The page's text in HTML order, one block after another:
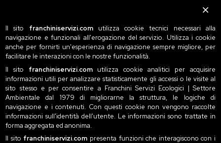
Il sito franchiniservizi.comutilizza cookie tecnici necessari alla
navigazione e funzionali all'erogazione del servizio. Utilizza i cookie
anche per fornirti un'esperienza di navigazione sempre migliore, per
facilitare le interazioni con le nostre funzionalità.
Il sito franchiniservizi.comutilizza cookie analitici per acquisire
informazioni utili per analizzare statisticamente gli accessi o le visite al
sito stesso e per consentire a Franchini Servizi Ecologici | Settore
Ambientale dal 1979 di migliorarne la struttura, le logiche di
navigazione e i contenuti. Con questi cookie non vengono raccolte
informazioni sull'identità dell'utente. Le informazioni sono trattate in
forma aggregata ed anonima.
Il sito franchiniservizi.com presenta funzioni che interagiscono con i